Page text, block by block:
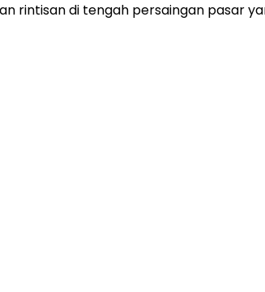
rintisan di tengah persaingan pasar